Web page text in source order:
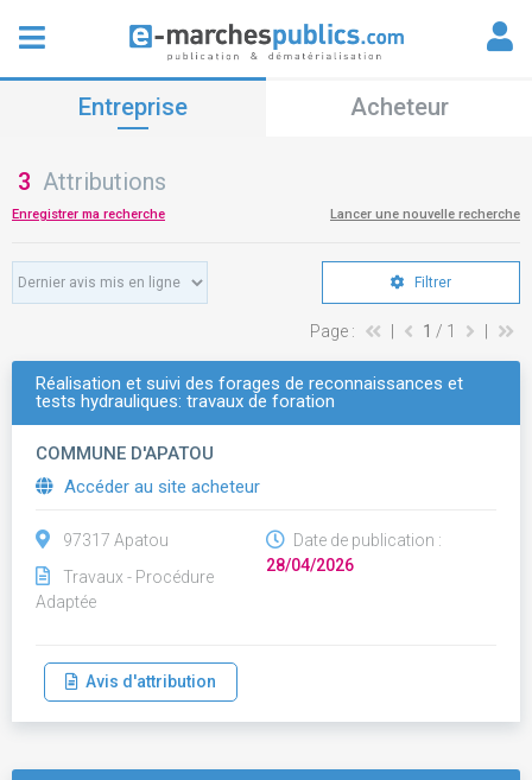
Entreprise Acheteur
3 Attributions
Enregistrer ma recherche Lancer une nouvelle recherche
Filtrer
Page : 1 / 1
Réalisation et suivi des forages de reconnaissances et
tests hydrauliques: travaux de foration
COMMUNE D'APATOU
Accéder au site acheteur
97317 Apatou
Travaux - Procédure
Adaptée
Date de publication :
28/04/2026
Avis d'attribution